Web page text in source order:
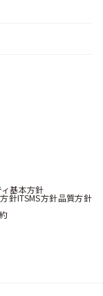
基本方針
針ITSMS方針品質方針